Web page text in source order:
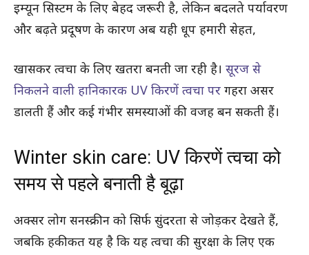
इम्यून सिस्टम के लिए बेहद जरूरी है, लेकिन बदलते पर्यावरण
और बढ़ते प्रदूषण के कारण अब यही धूप हमारी सेहत,
खासकर त्वचा के लिए खतरा बनती जा रही है। सूरज से
निकलने वाली हानिकारक UV किरणें त्वचा पर गहरा असर
डालती हैं और कई गंभीर समस्याओं की वजह बन सकती हैं।
Winter skin care: UV किरणें त्वचा को
समय से पहले बनाती है बूढ़ा
अक्सर लोग सनस्क्रीन को सिर्फ सुंदरता से जोड़कर देखते हैं,
जबकि हकीकत यह है कि यह त्वचा की सुरक्षा के लिए एक